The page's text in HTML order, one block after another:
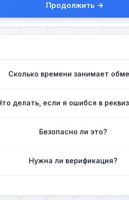
Продолжить →
Сколько времени занимает
делать, если я ошибся в
Безопасно ли это?
Нужна ли верификация?